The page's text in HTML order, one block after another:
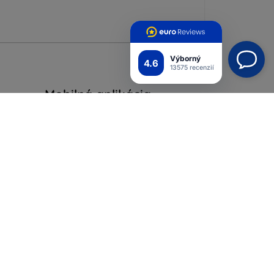
4.6 Výborný
13575 recenzií
Mobilná aplikácia